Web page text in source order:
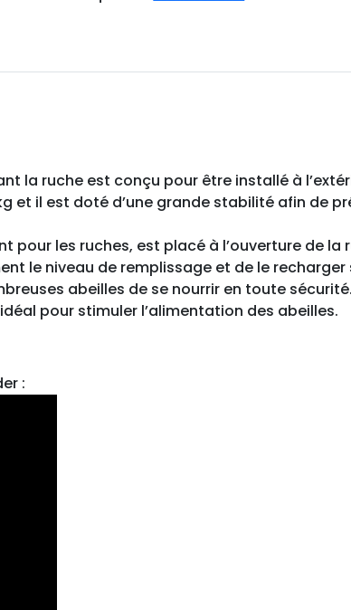
e
r
i
s
e
u
r
la ruche est conçu pour être installé à
et il est doté d’une grande stabilité afin de
pour les ruches, est placé à l’ouverture de la
le niveau de remplissage et de le recharger
abeilles de se nourrir en toute sécurité.
pour stimuler l’alimentation des abeilles.
: